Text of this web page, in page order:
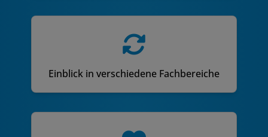
Einblick in verschiedene Fachbereiche